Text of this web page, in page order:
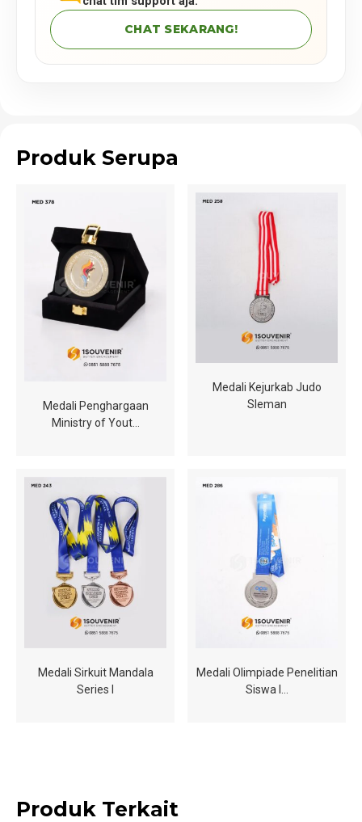
CHAT SEKARANG!
Produk Serupa
Medali Penghargaan
Ministry of Yout…
Medali Kejurkab Judo
Sleman
Medali Sirkuit Mandala
Series I
Medali Olimpiade Penelitian
Siswa I…
Produk Terkait